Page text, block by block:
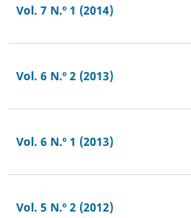
Vol. 7 N.º 1 (2014)
Vol. 6 N.º 2 (2013)
Vol. 6 N.º 1 (2013)
Vol. 5 N.º 2 (2012)